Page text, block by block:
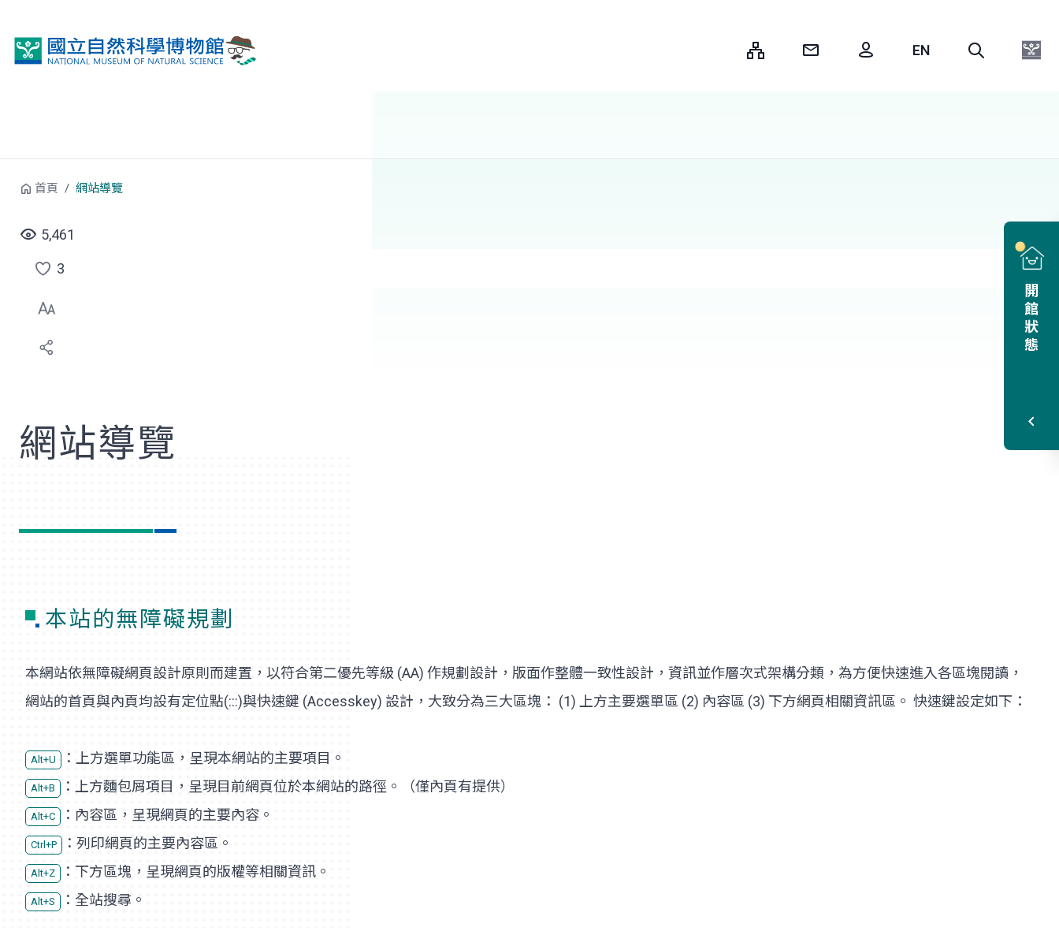
開館狀態
首頁 網站導覽
5,461
點
選
喜
3
網站導覽
本站的無障礙規劃
本網站依無障礙網頁設計原則而建置，以符合第二優先等級 (AA) 作規劃設計，版面作整體一致性設計，資訊並作層次式架構分類，為方便快速進入各區塊閱讀，
網站的首頁與內頁均設有定位點(:::)與快速鍵 (Accesskey) 設計，大致分為三大區塊： (1) 上方主要選單區 (2) 內容區 (3) 下方網頁相關資訊區。 快速鍵設定如下：
Alt+U ：上方選單功能區，呈現本網站的主要項目。
Alt+B ：上方麵包屑項目，呈現目前網頁位於本網站的路徑。（僅內頁有提供）
Alt+C ：內容區，呈現網頁的主要內容。
Ctrl+P ：列印網頁的主要內容區。
Alt+Z ：下方區塊，呈現網頁的版權等相關資訊。
Alt+S ：全站搜尋。